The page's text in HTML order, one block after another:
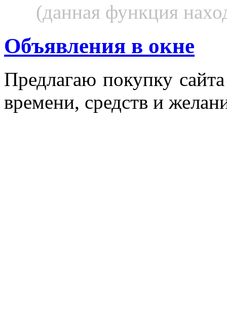
(данная функция
Объявления в окне
Пред­ла­гаю по­куп­ку
вре­мени, средств и